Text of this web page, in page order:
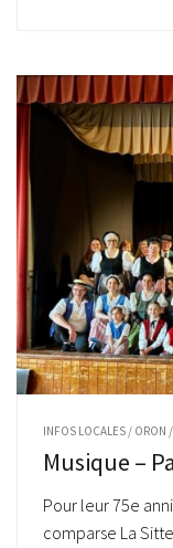
INFOS LOCALES / ORON /
Musique –
Pour leur 75e
comparse La